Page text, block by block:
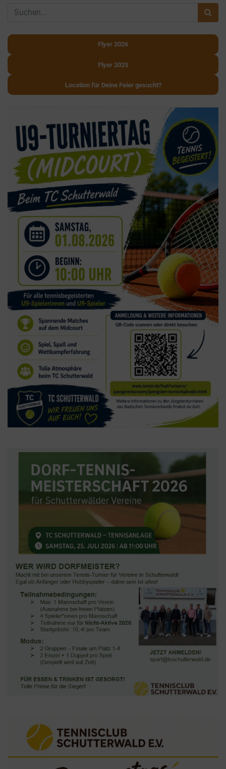
Flyer 2026
Flyer 2025
Location für Deine Feier gesucht?